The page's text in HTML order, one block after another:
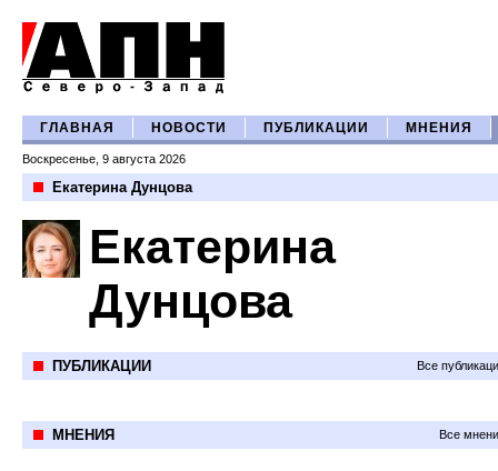
ГЛАВНАЯ НОВОСТИ ПУБЛИКАЦИИ МНЕНИЯ
Воскресенье, 9 августа 2026
Екатерина Дунцова
Екатерина
Дунцова
ПУБЛИКАЦИИ Все
МНЕНИЯ Все